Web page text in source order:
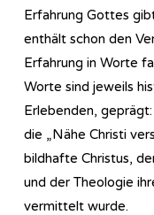
Erfahrung Gottes
enthält schon den
Erfahrung in Worte
Worte sind jeweils
Erlebenden,
die „Nähe Christi
bildhafte Christus,
und der Theologie
vermittelt wurde.